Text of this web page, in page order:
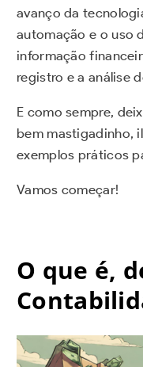
avanço da
automação e o uso
informação
registro e a análise
E como sempre,
bem mastigadinho,
exemplos práticos
Vamos começar!
O que é,